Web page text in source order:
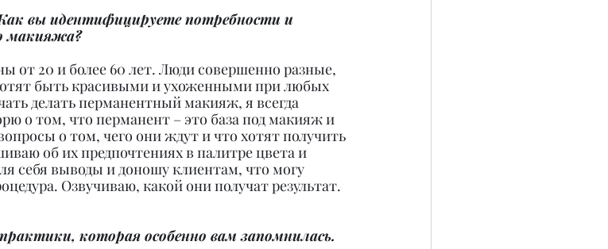
вы идентифицируете потребности и
макияжа?
от 20 и более 60 лет. Люди совершенно разные,
быть красивыми и ухоженными при любых
делать перманентный макияж, я всегда
о том, что перманент – это база под макияж и
о том, чего они ждут и что хотят получить
об их предпочтениях в палитре цвета и
себя выводы и доношу клиентам, что могу
Озвучиваю, какой они получат результат.
которая особенно вам запомнилась.